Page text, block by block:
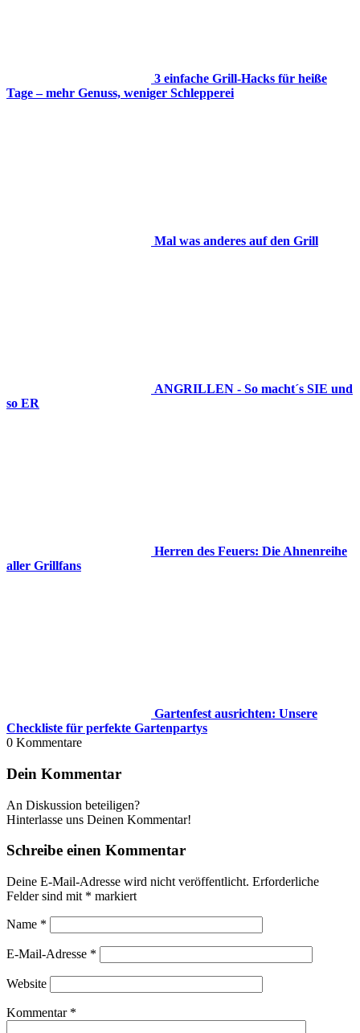
3 einfache Grill-Hacks für heiße
Tage – mehr Genuss, weniger Schlepperei
Mal was anderes auf den Grill
ANGRILLEN - So macht´s SIE und
so ER
Herren des Feuers: Die Ahnenreihe
aller Grillfans
Gartenfest ausrichten: Unsere
Checkliste für perfekte Gartenpartys
0 Kommentare
Dein Kommentar
An Diskussion beteiligen?
Hinterlasse uns Deinen Kommentar!
Schreibe einen Kommentar
Deine E-Mail-Adresse wird nicht veröffentlicht. Erforderliche
Felder sind mit * markiert
Name *
E-Mail-Adresse *
Website
Kommentar *